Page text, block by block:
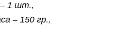
– 1 шт.,
– 150 гр.,